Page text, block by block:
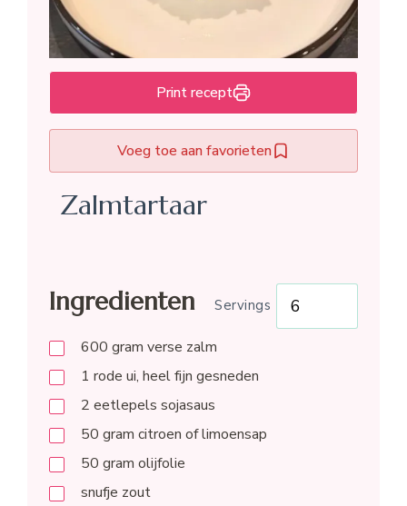
Print recept
Voeg toe aan favorieten
Zalmtartaar
Ingredienten Servings
600 gram verse zalm
1 rode ui, heel fijn gesneden
2 eetlepels sojasaus
50 gram citroen of limoensap
50 gram olijfolie
snufje zout